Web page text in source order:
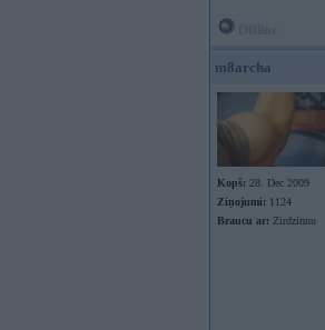
m8archa
Kopš: 28. Dec 2009
Ziņojumi: 1124
Braucu ar: Zirdzinnu